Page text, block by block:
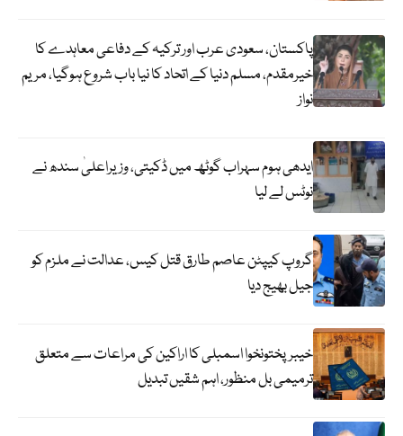
پاکستان، سعودی عرب اور ترکیہ کے دفاعی معاہدے کا
خیرمقدم، مسلم دنیا کے اتحاد کا نیا باب شروع ہوگیا، مریم
نواز
ایدھی ہوم سہراب گوٹھ میں ڈکیتی، وزیراعلیٰ سندھ نے
نوٹس لے لیا
گروپ کیپٹن عاصم طارق قتل کیس، عدالت نے ملزم کو
جیل بھیج دیا
خیبرپختونخوا اسمبلی کا اراکین کی مراعات سے متعلق
ترمیمی بل منظور، اہم شقیں تبدیل